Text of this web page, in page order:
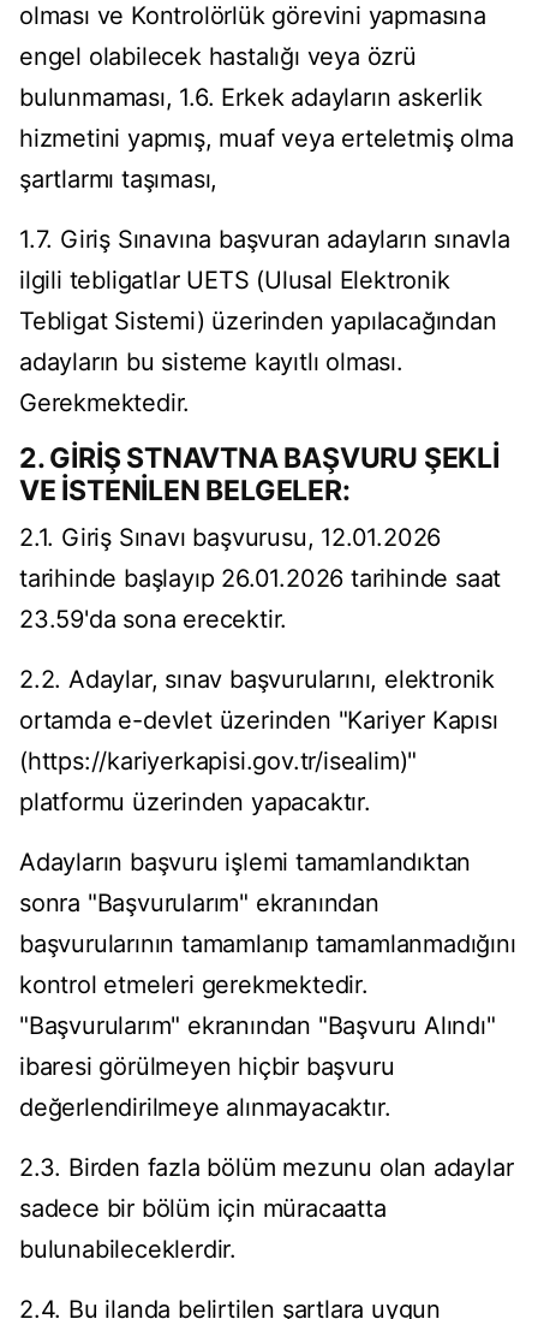
olması ve Kontrolörlük görevini yapmasına
engel olabilecek hastalığı veya özrü
bulunmaması, 1.6. Erkek adayların askerlik
hizmetini yapmış, muaf veya erteletmiş olma
şartlarmı taşıması,
1.7. Giriş Sınavına başvuran adayların sınavla
ilgili tebligatlar UETS (Ulusal Elektronik
Tebligat Sistemi) üzerinden yapılacağından
adayların bu sisteme kayıtlı olması.
Gerekmektedir.
2. GİRİŞ STNAVTNA BAŞVURU ŞEKLİ
VE İSTENİLEN BELGELER:
2.1. Giriş Sınavı başvurusu, 12.01.2026
tarihinde başlayıp 26.01.2026 tarihinde saat
23.59'da sona erecektir.
2.2. Adaylar, sınav başvurularını, elektronik
ortamda e-devlet üzerinden "Kariyer Kapısı
(https://kariyerkapisi.gov.tr/isealim)"
platformu üzerinden yapacaktır.
Adayların başvuru işlemi tamamlandıktan
sonra "Başvurularım" ekranından
başvurularının tamamlanıp tamamlanmadığını
kontrol etmeleri gerekmektedir.
"Başvurularım" ekranından "Başvuru Alındı"
ibaresi görülmeyen hiçbir başvuru
değerlendirilmeye alınmayacaktır.
2.3. Birden fazla bölüm mezunu olan adaylar
sadece bir bölüm için müracaatta
bulunabileceklerdir.
2.4. Bu ilanda belirtilen şartlara uygun